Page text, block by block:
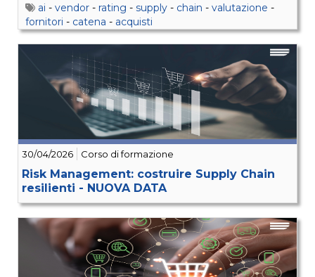
ai - vendor - rating - supply - chain - valutazione -
fornitori - catena - acquisti
30/04/2026 Corso di formazione
Risk Management: costruire Supply Chain
resilienti - NUOVA DATA